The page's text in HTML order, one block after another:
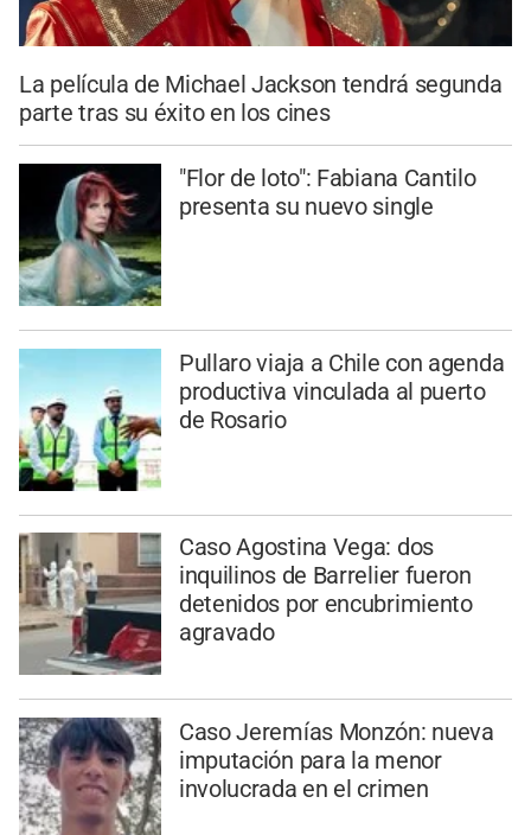
La película de Michael Jackson tendrá segunda
parte tras su éxito en los cines
"Flor de loto": Fabiana Cantilo
presenta su nuevo single
Pullaro viaja a Chile con agenda
productiva vinculada al puerto
de Rosario
Caso Agostina Vega: dos
inquilinos de Barrelier fueron
detenidos por encubrimiento
agravado
Caso Jeremías Monzón: nueva
imputación para la menor
involucrada en el crimen